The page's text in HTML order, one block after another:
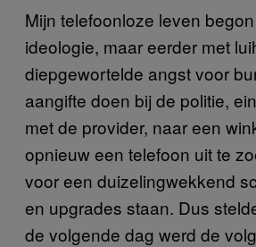
Mijn telefoonloze leven
ideologie, maar eerder met
diepgewortelde angst voor
aangifte doen bij de politie,
met de provider, naar een
opnieuw een telefoon uit te
voor een duizelingwekkend
en upgrades staan. Dus
de volgende dag werd de